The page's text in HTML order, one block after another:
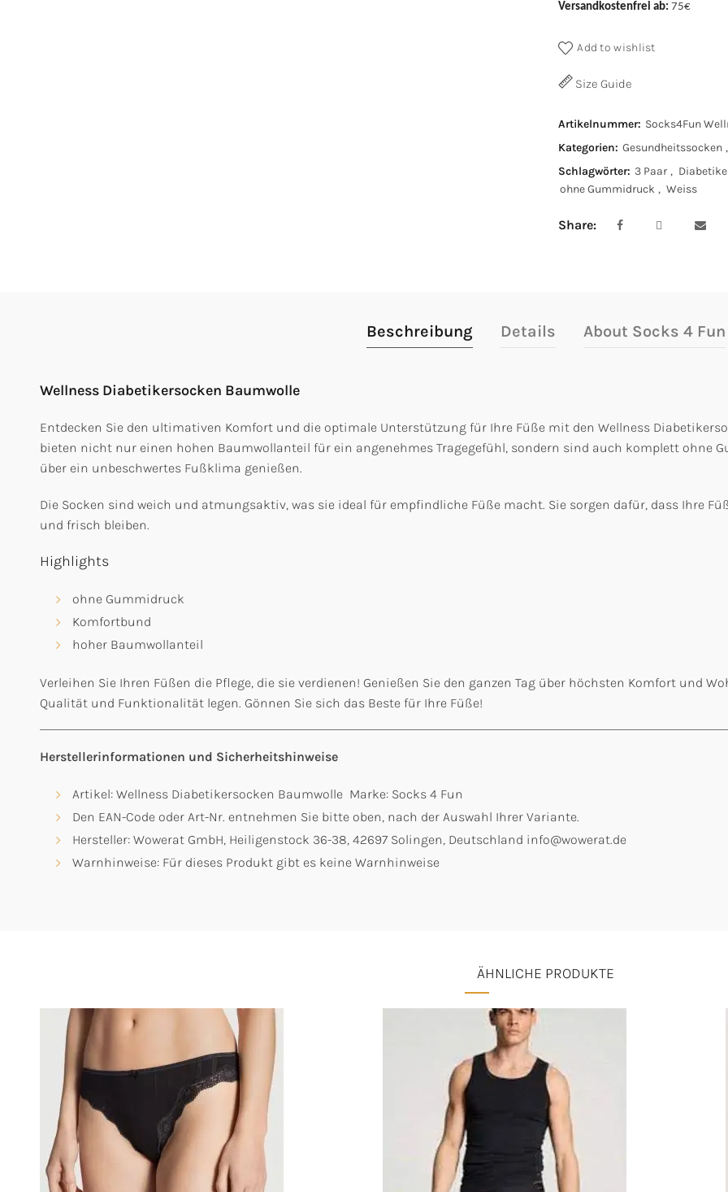
Versandkostenfrei ab: 75€
Add to wishlist
Size Guide
Artikelnummer: Socks4Fun
Kategorien: Gesundheitssocken ,
Schlagwörter: 3 Paar ,
ohne Gummidruck , Weiss
Share
Beschreibung Details About Socks 4 Fun
Wellness Diabetikersocken Baumwolle
Entdecken Sie den ultimativen Komfort und die optimale Unterstützung für Ihre Füße mit den Wellness
bieten nicht nur einen hohen Baumwollanteil für ein angenehmes Tragegefühl, sondern sind auch komplett ohne
über ein unbeschwertes Fußklima genießen.
Die Socken sind weich und atmungsaktiv, was sie ideal für empfindliche Füße macht. Sie sorgen dafür, dass Ihre
und frisch bleiben.
Highlights
ohne Gummidruck
Komfortbund
hoher Baumwollanteil
Verleihen Sie Ihren Füßen die Pflege, die sie verdienen! Genießen Sie den ganzen Tag über höchsten Komfort und
Qualität und Funktionalität legen. Gönnen Sie sich das Beste für Ihre Füße!
Herstellerinformationen und Sicherheitshinweise
Artikel: Wellness Diabetikersocken Baumwolle Marke: Socks 4 Fun
Den EAN-Code oder Art-Nr. entnehmen Sie bitte oben, nach der Auswahl Ihrer Variante.
Hersteller: Wowerat GmbH, Heiligenstock 36-38, 42697 Solingen, Deutschland info@wowerat.de
Warnhinweise: Für dieses Produkt gibt es keine Warnhinweise
ÄHNLICHE PRODUKTE